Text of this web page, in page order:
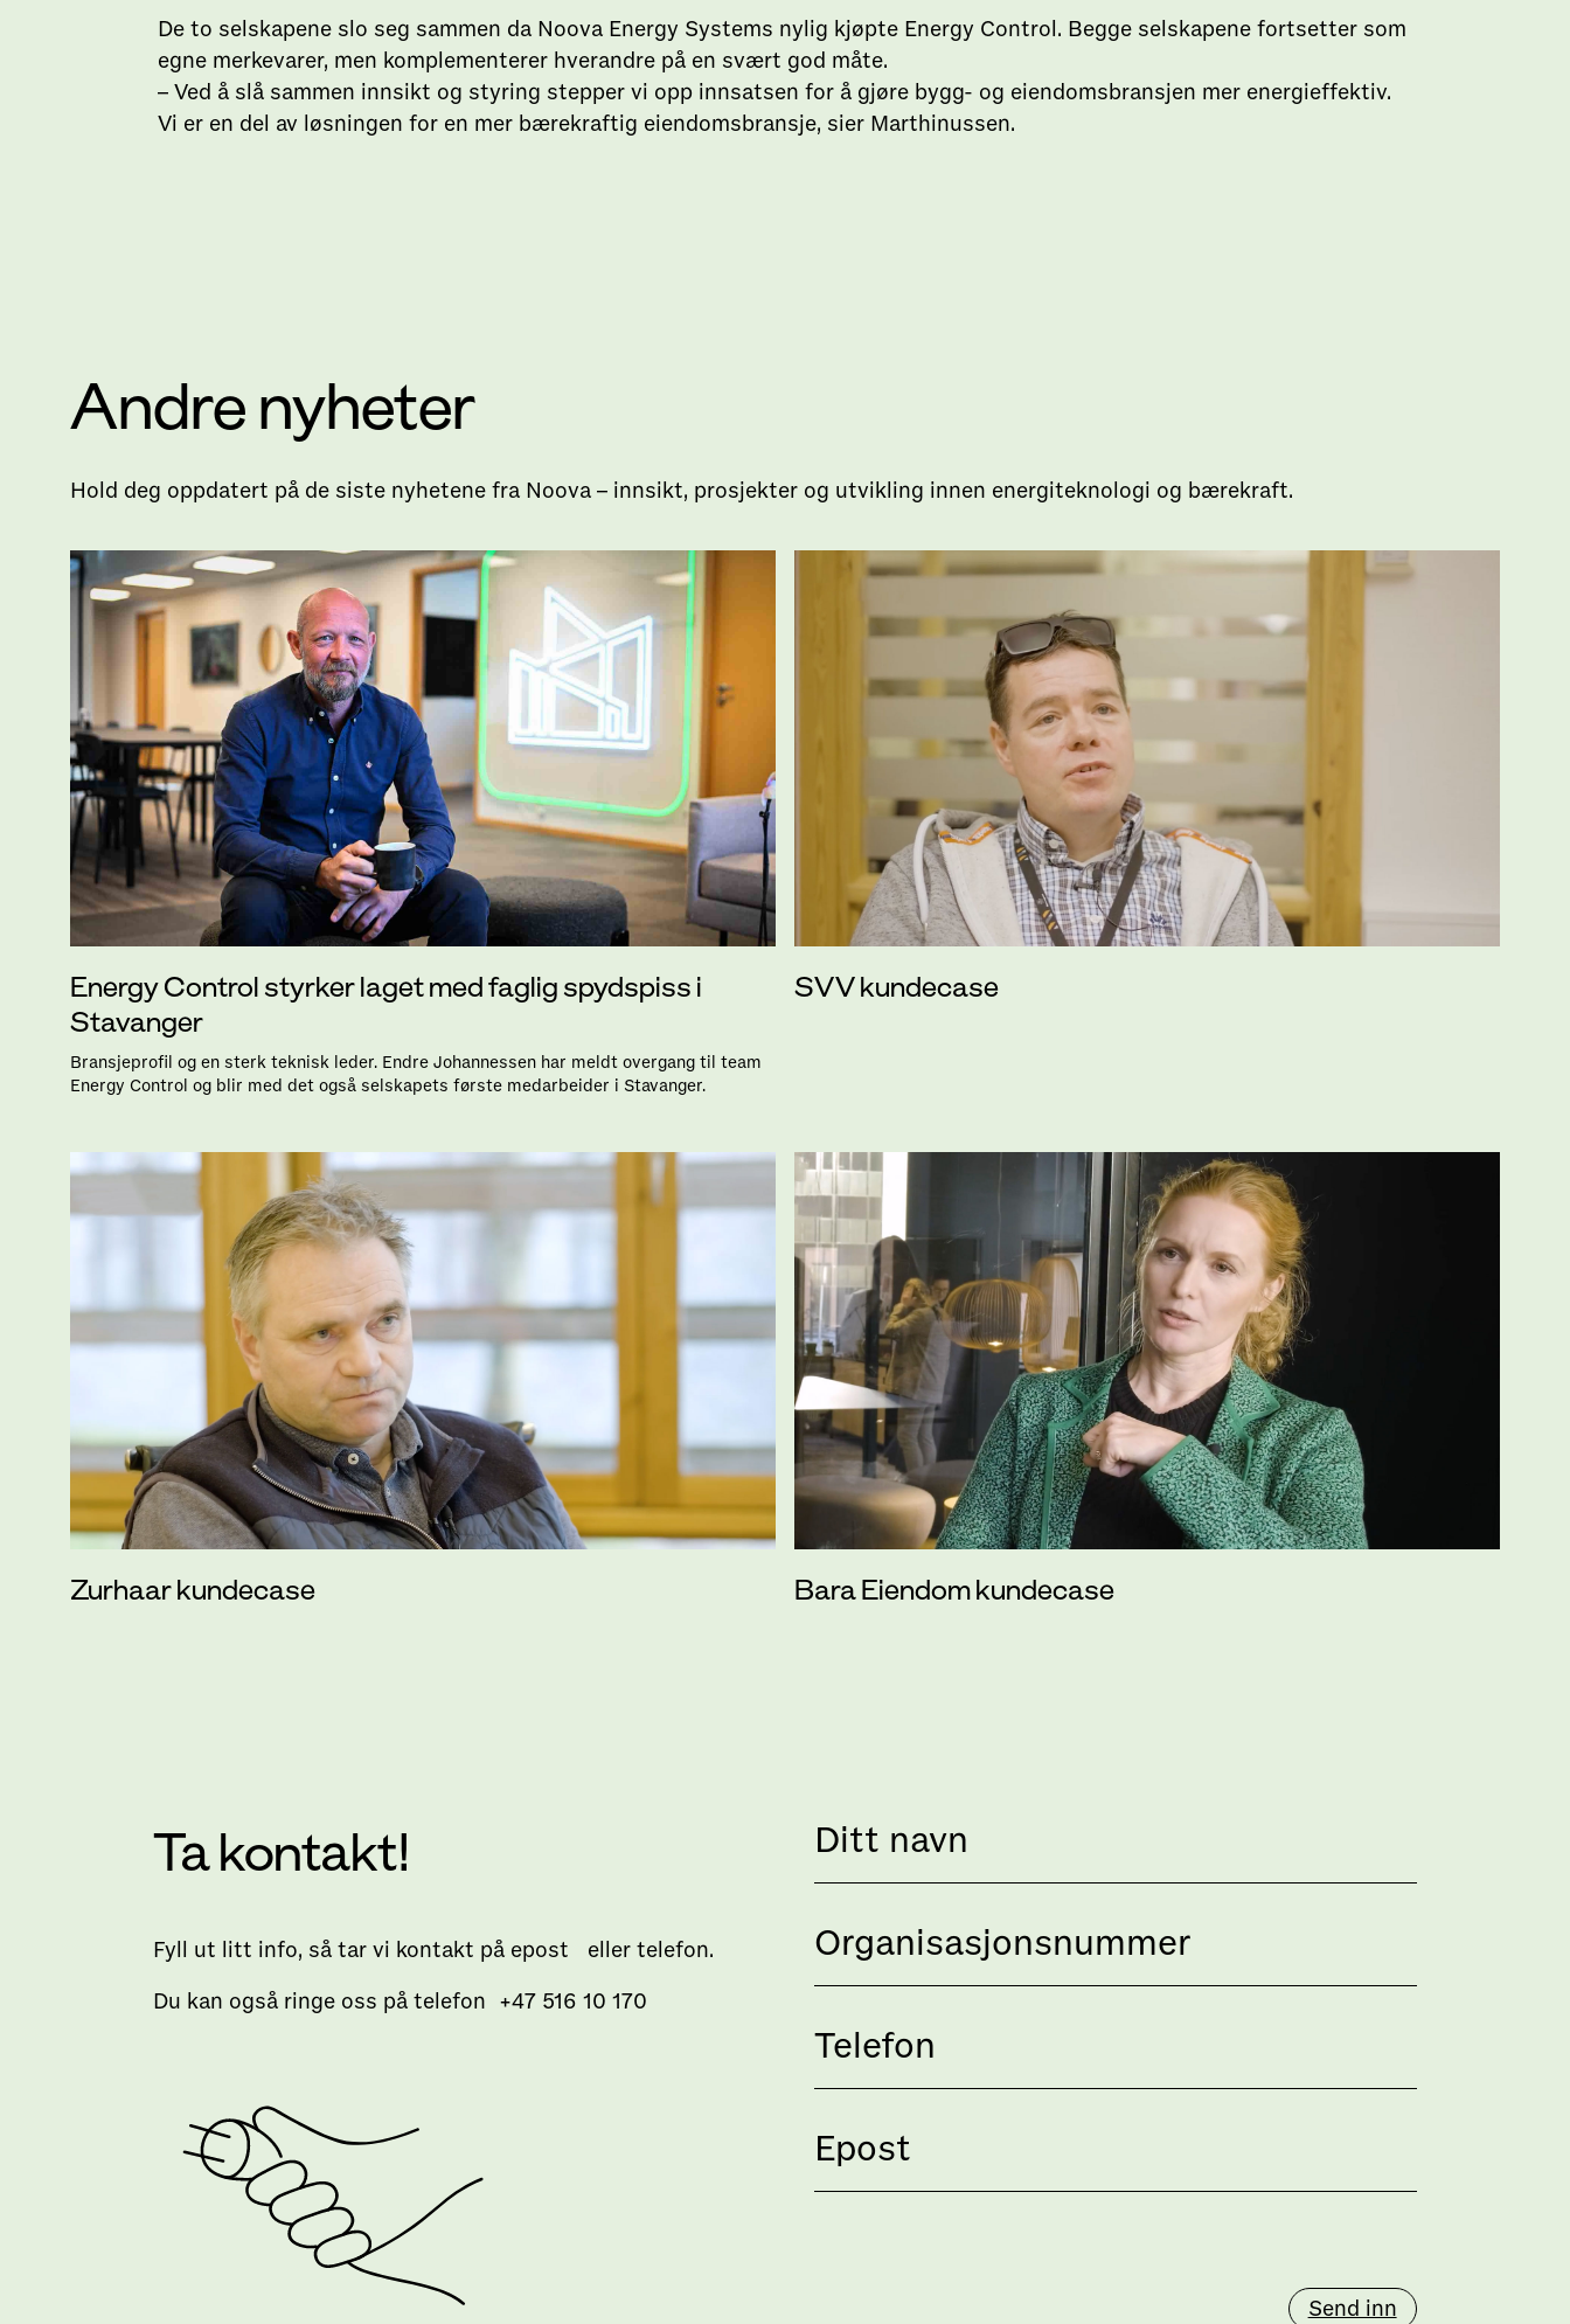
De to selskapene slo seg sammen da Noova Energy Systems nylig kjøpte Energy Control. Begge selskapene fortsetter som
egne merkevarer, men komplementerer hverandre på en svært god måte.
– Ved å slå sammen innsikt og styring stepper vi opp innsatsen for å gjøre bygg- og eiendomsbransjen mer energieffektiv.
Vi er en del av løsningen for en mer bærekraftig eiendomsbransje, sier Marthinussen.
Andre nyheter
Hold deg oppdatert på de siste nyhetene fra Noova – innsikt, prosjekter og utvikling innen energiteknologi og bærekraft.
Energy Control styrker laget med faglig spydspiss i
Stavanger
Bransjeprofil og en sterk teknisk leder. Endre Johannessen har meldt overgang til team
Energy Control og blir med det også selskapets første medarbeider i Stavanger.
SVV kundecase
Zurhaar kundecase Bara Eiendom kundecase
Ta kontakt!
Fyll ut litt info, så tar vi kontakt på epost eller telefon.
Du kan også ringe oss på telefon +47 516 10 170
Send inn